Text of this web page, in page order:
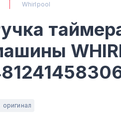
Whirlpool
оригинал